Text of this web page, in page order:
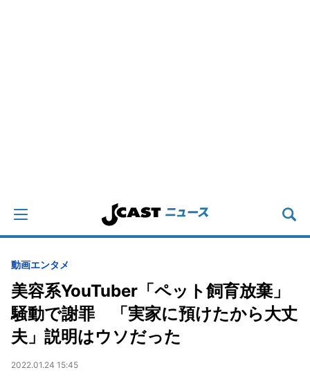
動画エンタメ
美容系YouTuber「ペット飼育放棄」
騒動で謝罪 「実家に預けたから大丈
夫」説明はウソだった
2022.01.24 15:45